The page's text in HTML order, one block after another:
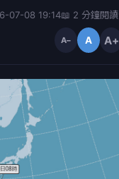
07-08 19:14📖 2 分鐘閱讀
A− A A+